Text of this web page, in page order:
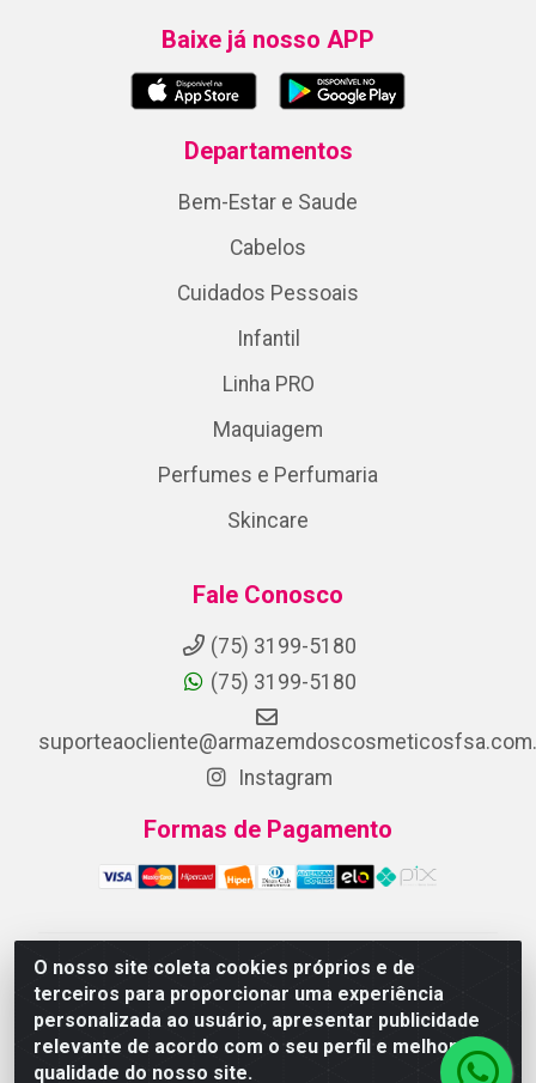
O nosso site coleta cookies próprios e de
terceiros para proporcionar uma experiência
personalizada ao usuário, apresentar publicidade
relevante de acordo com o seu perfil e melhorar a
qualidade do nosso site.
Baixe já nosso APP
Departamentos
Bem-Estar e Saude
Cabelos
Cuidados Pessoais
Infantil
Linha PRO
Maquiagem
Perfumes e Perfumaria
Skincare
Fale Conosco
(75) 3199-5180
(75) 3199-5180
Instagram
Formas de Pagamento
ARMAZEM DOS COSMETICOS DISTRIBUIDORA LTDA -
Av.Transnordestina, 2222 - Parque Ipê, Feira de
Santana/BA - CEP 44.054-008 - CNPJ 07.246.802/0001-
25